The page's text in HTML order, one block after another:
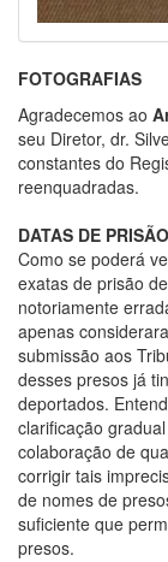
FOTOGRAFIAS
Agradecemos ao
seu Diretor, dr.
constantes do
reenquadradas.
DATAS DE PRISÃO
Como se poderá
exatas de prisão
notoriamente
apenas
submissão aos
desses presos já
deportados.
clarificação
colaboração de
corrigir tais
de nomes de
suficiente que
presos.